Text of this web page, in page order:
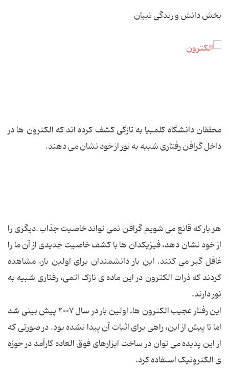
بخش دانش و زندگی تبیان
محققان دانشگاه کلمبیا به تازگی کشف کرده اند که الکترون ها در
داخل گرافن رفتاری شبیه به نور از خود نشان می دهند.
هر بار که قانع می شویم گرافن نمی تواند خاصیت جذاب ِ دیگری را
از خود نشان دهد، فیزیکدان ها با کشف خاصیت جدیدی از آن ما را
غافل گیر می کنند. این بار دانشمندان برای اولین بار، مشاهده
کردند که ذرات الکترون در این ماده ی نازک اتمی، رفتاری شبیه به
نور دارند.
این رفتار عجیب الکترون ها، اولین بار در سال ۲۰۰۷ پیش بینی شد
اما تا پیش از این، راهی برای اثبات آن پیدا نشده بود. در صورتی که
از این پدیده می توان در ساخت ابزارهای فوق العاده کارآمد در حوزه
ی الکترونیک استفاده کرد.